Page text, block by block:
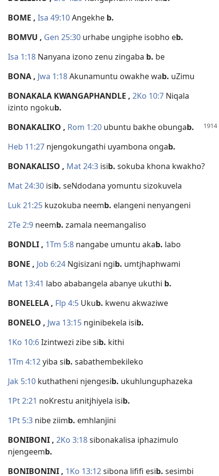
BOME , Isa 49:10Angekhe b.
BOMVU , Gen 25:30 urhabe ungiphe isobho eb.
Isa 1:18 Nanyana izono zenu zingaba b. be
BONA, Jwa 1:18Akunamuntu owakhe wab. uZimu
BONAKALA KWANGAPHANDLE , 2Ko 10:7 Niqala
izinto ngokub.
BONAKALIKO , Rom 1:20 ubuntu bakhe obungab.
Heb 11:27 njengokungathi uyambona ongab.
BONAKALISO , Mat 24:3 isib. sokuba khona kwakho?
Mat 24:30 isib. seNdodana yomuntu sizokuvela
Luk 21:25 kuzokuba neemb. elangeni nenyangeni
2Te 2:9 neemb. zamala neemangaliso
BONDLI, 1Tm 5:8 nangabe umuntu akab. labo
BONE , Job 6:24 Ngisizani ngib. umtjhaphwami
Mat 13:41 labo ababangela abanye ukuthi b.
BONELELA, Flp 4:5 Ukub. kwenu akwaziwe
BONELO , Jwa 13:15 nginibekela isib.
1Ko 10:6Izintwezi zibe sib. kithi
1Tm 4:12yiba sib. sabathembekileko
Jak 5:10 kuthatheni njengesib. ukuhlunguphazeka
1Pt 2:21 noKrestu anitjhiyela isib.
1Pt 5:3 nibe ziimb. emhlanjini
BONIBONI, 2Ko 3:18sibonakalisa iphazimulo
njengeemb.
BONIBONINI, 1Ko 13:12sibona lififi esib. sesimbi